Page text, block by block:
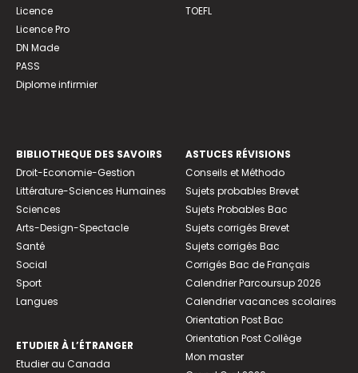
Licence
Licence Pro
DN Made
PASS
Diplome infirmier
TOEFL
BIBLIOTHEQUE DES SAVOIRS
Droit-Economie-Gestion
Littérature-Sciences Humaines
Sciences
Arts-Design-Spectacle
Santé
Social
Sport
Langues
ETUDIER À L’ÉTRANGER
Etudier au Canada
ASTUCES RÉVISIONS
Conseils et Méthodo
Sujets probables Brevet
Sujets Probables Bac
Sujets corrigés Brevet
Sujets corrigés Bac
Corrigés Bac de Français
Calendrier Parcoursup 2026
Calendrier vacances scolaires
Orientation Post Bac
Orientation Post Collège
Mon master